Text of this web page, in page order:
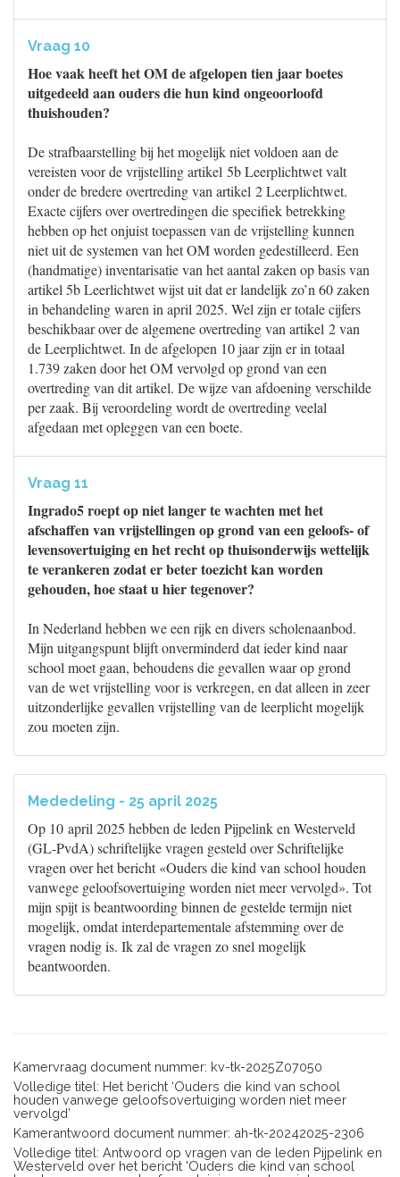
Vraag 10
Hoe vaak heeft het OM de afgelopen tien jaar boetes
uitgedeeld aan ouders die hun kind ongeoorloofd
thuishouden?
De strafbaarstelling bij het mogelijk niet voldoen aan de
vereisten voor de vrijstelling artikel 5b Leerplichtwet valt
onder de bredere overtreding van artikel 2 Leerplichtwet.
Exacte cijfers over overtredingen die specifiek betrekking
hebben op het onjuist toepassen van de vrijstelling kunnen
niet uit de systemen van het OM worden gedestilleerd. Een
(handmatige) inventarisatie van het aantal zaken op basis van
artikel 5b Leerlichtwet wijst uit dat er landelijk zo’n 60 zaken
in behandeling waren in april 2025. Wel zijn er totale cijfers
beschikbaar over de algemene overtreding van artikel 2 van
de Leerplichtwet. In de afgelopen 10 jaar zijn er in totaal
1.739 zaken door het OM vervolgd op grond van een
overtreding van dit artikel. De wijze van afdoening verschilde
per zaak. Bij veroordeling wordt de overtreding veelal
afgedaan met opleggen van een boete.
Vraag 11
Ingrado5 roept op niet langer te wachten met het
afschaffen van vrijstellingen op grond van een geloofs- of
levensovertuiging en het recht op thuisonderwijs wettelijk
te verankeren zodat er beter toezicht kan worden
gehouden, hoe staat u hier tegenover?
In Nederland hebben we een rijk en divers scholenaanbod.
Mijn uitgangspunt blijft onverminderd dat ieder kind naar
school moet gaan, behoudens die gevallen waar op grond
van de wet vrijstelling voor is verkregen, en dat alleen in zeer
uitzonderlijke gevallen vrijstelling van de leerplicht mogelijk
zou moeten zijn.
Mededeling - 25 april 2025
Op 10 april 2025 hebben de leden Pijpelink en Westerveld
(GL-PvdA) schriftelijke vragen gesteld over Schriftelijke
vragen over het bericht «Ouders die kind van school houden
vanwege geloofsovertuiging worden niet meer vervolgd». Tot
mijn spijt is beantwoording binnen de gestelde termijn niet
mogelijk, omdat interdepartementale afstemming over de
vragen nodig is. Ik zal de vragen zo snel mogelijk
beantwoorden.
Kamervraag document nummer: kv-tk-2025Z07050
Volledige titel: Het bericht ‘Ouders die kind van school
houden vanwege geloofsovertuiging worden niet meer
vervolgd’
Kamerantwoord document nummer: ah-tk-20242025-2306
Volledige titel: Antwoord op vragen van de leden Pijpelink en
Westerveld over het bericht 'Ouders die kind van school